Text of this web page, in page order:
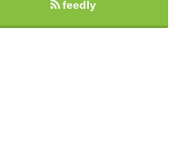
feedly